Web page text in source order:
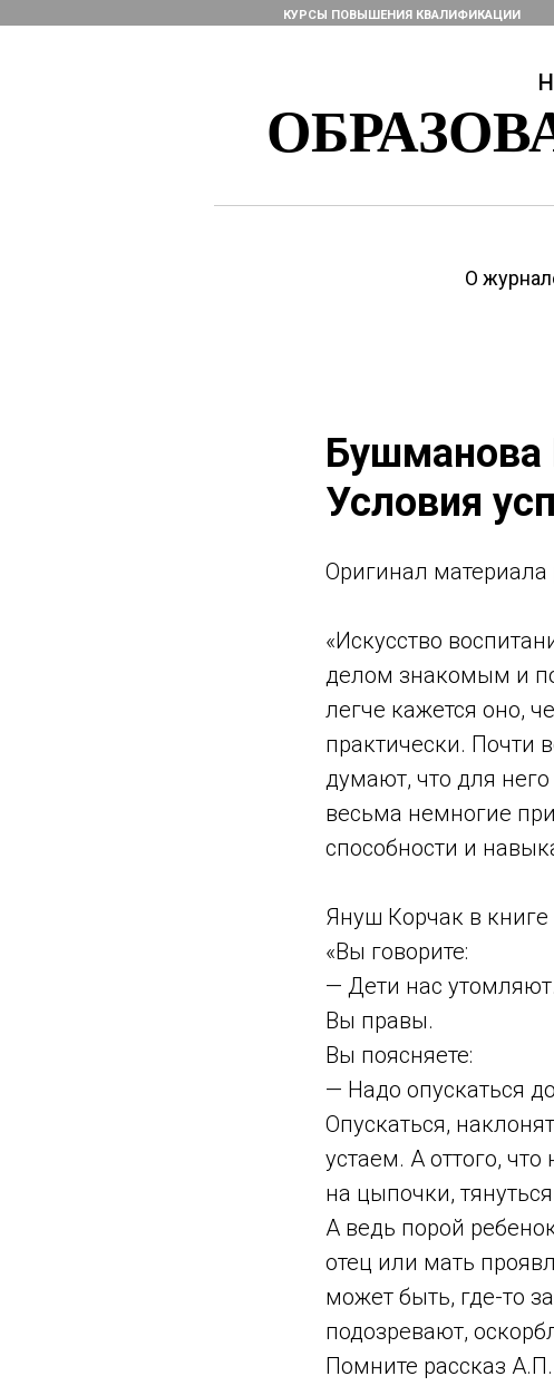
КУРСЫ ПОВЫШЕНИЯ КВАЛИФИКАЦИИ
О
Бушманова
Условия
Оригинал
«Искусство
делом знакомым и
легче кажется оно,
практически. Почти
думают, что для
весьма немногие
способности и
Януш Корчак в книге
«Вы говорите:
— Дети нас утомляют.
Вы правы.
Вы поясняете:
— Надо опускаться
Опускаться,
устаем. А оттого,
на цыпочки,
А ведь порой
отец или мать
может быть, где-то
подозревают,
Помните рассказ